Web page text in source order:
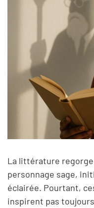
La littérature
personnage sage,
éclairée. Pourtant,
inspirent pas